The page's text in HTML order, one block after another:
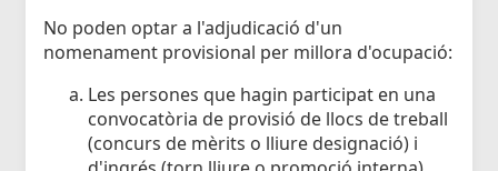
No poden optar a l'adjudicació d'un
nomenament provisional per millora d'ocupació:
Les persones que hagin participat en una
convocatòria de provisió de llocs de treball
(concurs de mèrits o lliure designació) i